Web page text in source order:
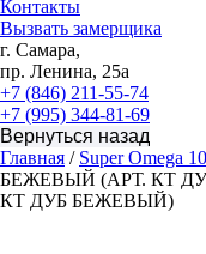
Контакты
Вызвать замерщика
г. Самара,
пр. Ленина, 25а
+7 (846) 211-55-74
+7 (995) 344-81-69
Главная / Super Omega
БЕЖЕВЫЙ (АРТ. КТ
КТ ДУБ БЕЖЕВЫЙ)